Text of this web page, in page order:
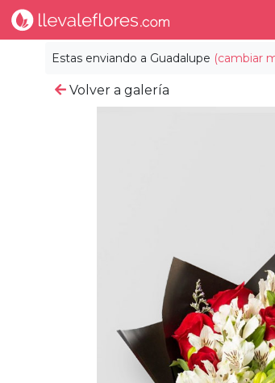
Estas enviando a Guadalupe (cambiar
Volver a galería